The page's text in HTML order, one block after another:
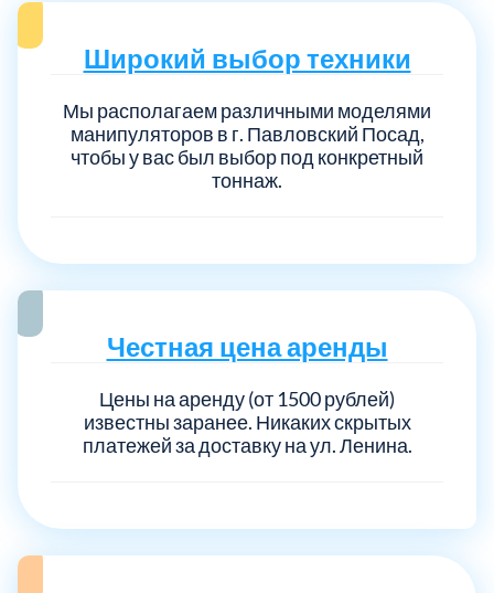
Широкий выбор техники
Мы располагаем различными моделями
манипуляторов в г. Павловский Посад,
чтобы у вас был выбор под конкретный
тоннаж.
Честная цена аренды
Цены на аренду (от 1500 рублей)
известны заранее. Никаких скрытых
платежей за доставку на ул. Ленина.
Выберите город:
Балашиха
Волоколамский 3